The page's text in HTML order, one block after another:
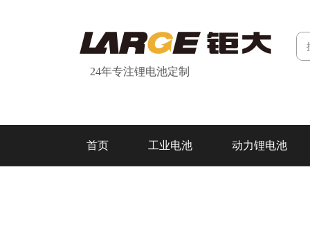
24年专注锂电池定制
首页 工业电池 动力锂电池